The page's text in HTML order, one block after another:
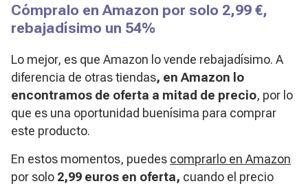
Cómpralo en Amazon por solo 2,99 €,
rebajadísimo un 54%
Lo mejor, es que Amazon lo vende rebajadísimo. A
diferencia de otras tiendas, en Amazon lo
encontramos de oferta a mitad de precio, por lo
que es una oportunidad buenísima para comprar
este producto.
En estos momentos, puedes comprarlo en Amazon
por solo 2,99 euros en oferta, cuando el precio